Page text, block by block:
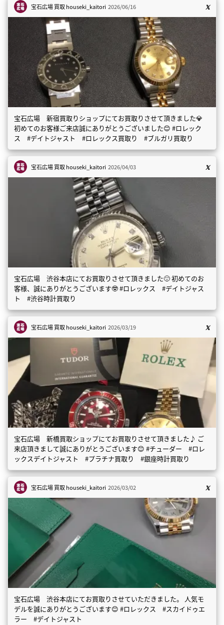
宝石広場 買取houseki_kaitori 2026/06/16
宝石広場 新宿買取りショップにてお買取りさせて頂きました💎
初めてのお客様ご来店誠にありがとうございました😊 #ロレック
ス #デイトジャスト #ロレックス買取り #ブルガリ買取り
宝石広場 買取houseki_kaitori 2026/04/03
宝石広場 渋谷本店にてお買取りさせて頂きました🙂 初めてのお
客様、誠にありがとうございます🤓 #ロレックス #デイトジャス
ト #渋谷時計買取り
宝石広場 買取houseki_kaitori 2026/03/19
宝石広場 新橋買取ショップにてお買取りさせて頂きました♪ ご
来店頂きまして誠にありがとうございます😊 #チューダー #ロレ
ックスデイトジャスト #プラチナ買取り #銀座時計買取り
宝石広場 買取houseki_kaitori 2026/03/02
宝石広場 渋谷本店にてお買取りさせていただきました。 人気モ
デルを誠にありがとうございます😊 #ロレックス #スカイドゥエ
ラー #デイトジャスト